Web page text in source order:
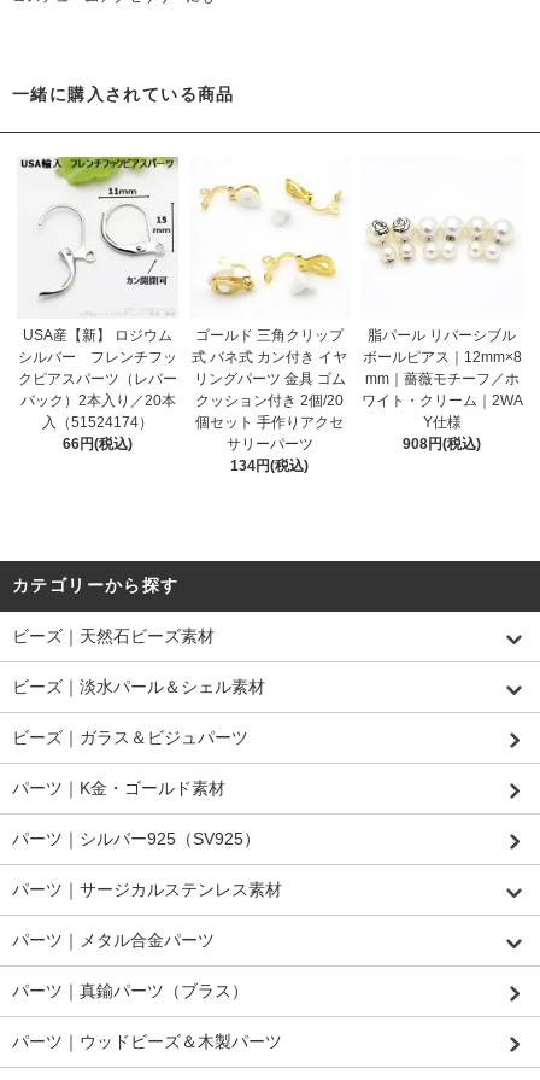
一緒に購入されている商品
USA産【新】 ロジウム
シルバー フレンチフッ
クピアスパーツ（レバー
バック）2本入り／20本
入（51524174）
66円(税込)
ゴールド 三角クリップ
式 バネ式 カン付き イヤ
リングパーツ 金具 ゴム
クッション付き 2個/20
個セット 手作りアクセ
サリーパーツ
134円(税込)
脂パール リバーシブル
ボールピアス｜12mm×8
mm｜薔薇モチーフ／ホ
ワイト・クリーム｜2WA
Y仕様
908円(税込)
カテゴリーから探す
ビーズ｜天然石ビーズ素材
ビーズ｜淡水パール＆シェル素材
ビーズ｜ガラス＆ビジュパーツ
パーツ｜K金・ゴールド素材
パーツ｜シルバー925（SV925）
パーツ｜サージカルステンレス素材
パーツ｜メタル合金パーツ
パーツ｜真鍮パーツ（ブラス）
パーツ｜ウッドビーズ＆木製パーツ